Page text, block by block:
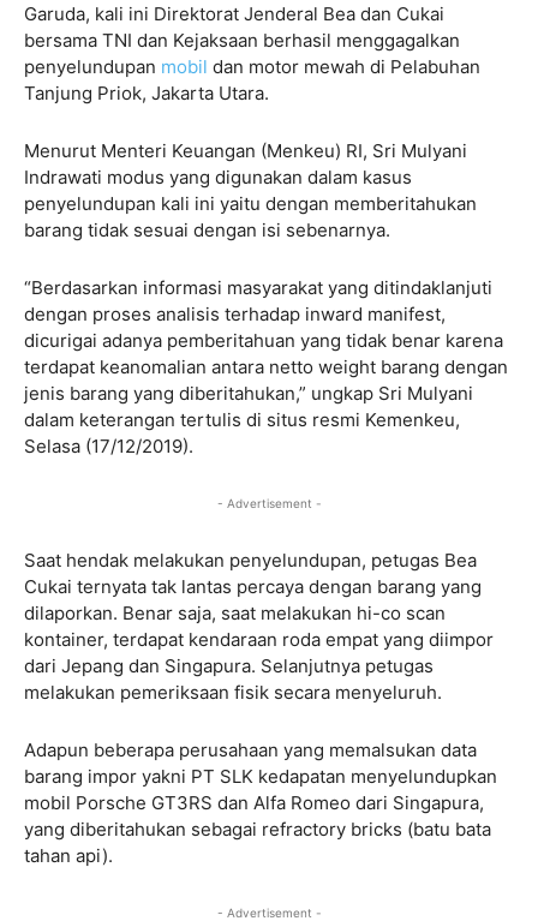
Garuda, kali ini Direktorat Jenderal Bea dan Cukai
bersama TNI dan Kejaksaan berhasil menggagalkan
penyelundupan mobil dan motor mewah di Pelabuhan
Tanjung Priok, Jakarta Utara.
Menurut Menteri Keuangan (Menkeu) RI, Sri Mulyani
Indrawati modus yang digunakan dalam kasus
penyelundupan kali ini yaitu dengan memberitahukan
barang tidak sesuai dengan isi sebenarnya.
“Berdasarkan informasi masyarakat yang ditindaklanjuti
dengan proses analisis terhadap inward manifest,
dicurigai adanya pemberitahuan yang tidak benar karena
terdapat keanomalian antara netto weight barang dengan
jenis barang yang diberitahukan,” ungkap Sri Mulyani
dalam keterangan tertulis di situs resmi Kemenkeu,
Selasa (17/12/2019).
- Advertisement -
Saat hendak melakukan penyelundupan, petugas Bea
Cukai ternyata tak lantas percaya dengan barang yang
dilaporkan. Benar saja, saat melakukan hi-co scan
kontainer, terdapat kendaraan roda empat yang diimpor
dari Jepang dan Singapura. Selanjutnya petugas
melakukan pemeriksaan fisik secara menyeluruh.
Adapun beberapa perusahaan yang memalsukan data
barang impor yakni PT SLK kedapatan menyelundupkan
mobil Porsche GT3RS dan Alfa Romeo dari Singapura,
yang diberitahukan sebagai refractory bricks (batu bata
tahan api).
- Advertisement -